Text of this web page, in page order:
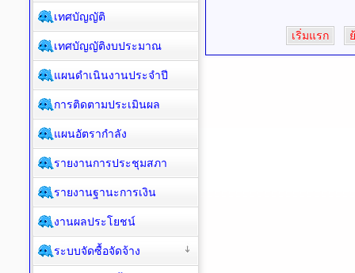
เริ่มแรก
เทศบัญญัติ
เทศบัญญัติงบประมาณ
แผนดำเนินงานประจำปี
การติดตามประเมินผล
แผนอัตรากำลัง
รายงานการประชุมสภา
รายงานฐานะการเงิน
งานผลประโยชน์
ระบบจัดซื้อจัดจ้าง